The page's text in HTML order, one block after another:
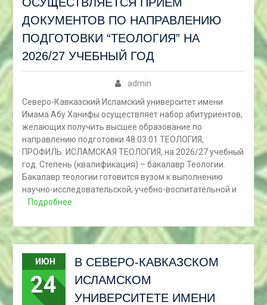
ДОКУМЕНТОВ ПО НАПРАВЛЕНИЮ
ПОДГОТОВКИ “ТЕОЛОГИЯ” НА
2026/27 УЧЕБНЫЙ ГОД
admin
Северо-Кавказский Исламский университет имени
Имама Абу Ханифы осуществляет набор абитуриентов,
желающих получить высшее образование по
направлению подготовки 48.03.01 ТЕОЛОГИЯ,
ПРОФИЛЬ: ИСЛАМСКАЯ ТЕОЛОГИЯ, на 2026/27 учебный
год. Степень (квалификация) – бакалавр Теологии.
Бакалавр теологии готовится вузом к выполнению
научно-исследовательской, учебно-воспитательной и
Подробнее
ИЮН
24
В СЕВЕРО-КАВКАЗСКОМ
ИСЛАМСКОМ
УНИВЕРСИТЕТЕ ИМЕНИ